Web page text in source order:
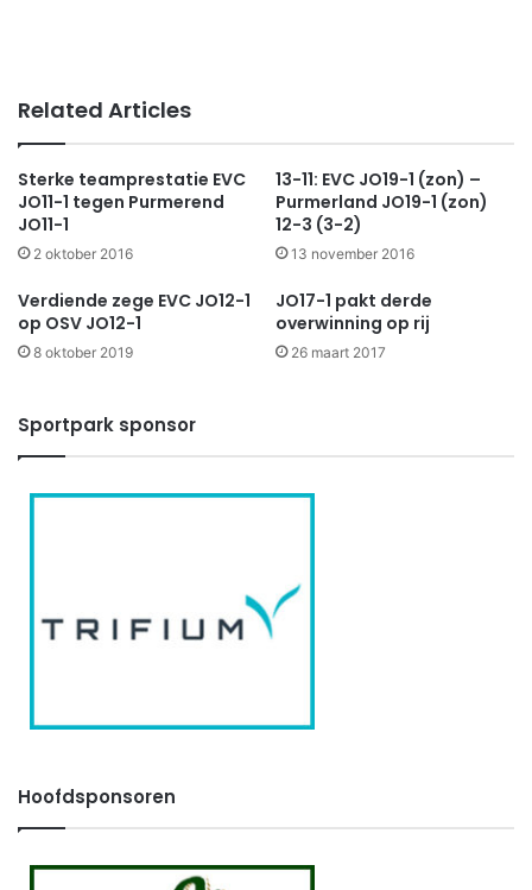
Related Articles
Sterke teamprestatie EVC
JO11-1 tegen Purmerend
JO11-1
2 oktober 2016
13-11: EVC JO19-1 (zon) –
Purmerland JO19-1 (zon)
12-3 (3-2)
13 november 2016
Verdiende zege EVC JO12-1
op OSV JO12-1
8 oktober 2019
JO17-1 pakt derde
overwinning op rij
26 maart 2017
Sportpark sponsor
Hoofdsponsoren